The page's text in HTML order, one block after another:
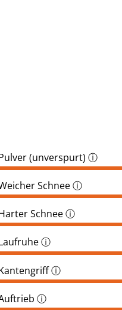
(unverspurt) ⓘ
Schneeⓘ
Schneeⓘ
ⓘ
ⓘ
ⓘ